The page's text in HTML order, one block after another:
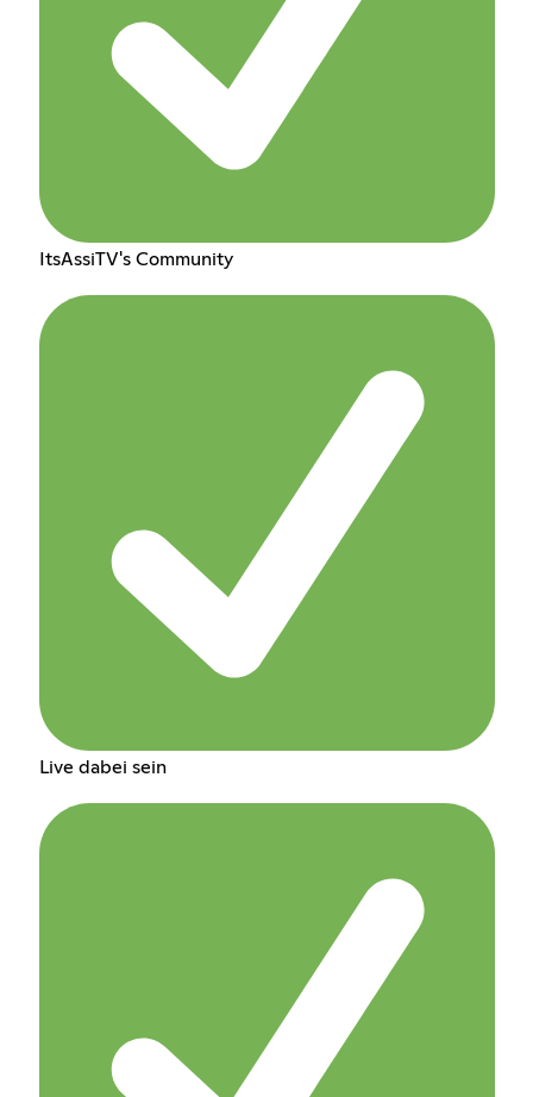
ItsAssiTV's Community
Live dabei sein